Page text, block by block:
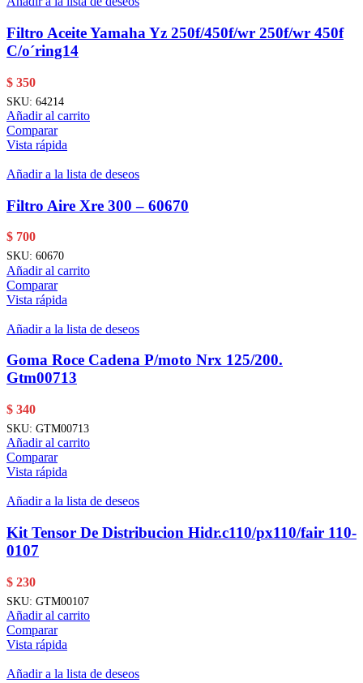
Filtro Aceite Yamaha Yz 250f/450f/wr 250f/wr 450f
C/o´ring14
$ 350
SKU: 64214
Añadir al carrito
Comparar
Vista rápida
Añadir a la lista de deseos
Filtro Aire Xre 300 – 60670
$ 700
SKU: 60670
Añadir al carrito
Comparar
Vista rápida
Añadir a la lista de deseos
Goma Roce Cadena P/moto Nrx 125/200.
Gtm00713
$ 340
SKU: GTM00713
Añadir al carrito
Comparar
Vista rápida
Añadir a la lista de deseos
Kit Tensor De Distribucion Hidr.c110/px110/fair 110-
0107
$ 230
SKU: GTM00107
Añadir al carrito
Comparar
Vista rápida
Añadir a la lista de deseos